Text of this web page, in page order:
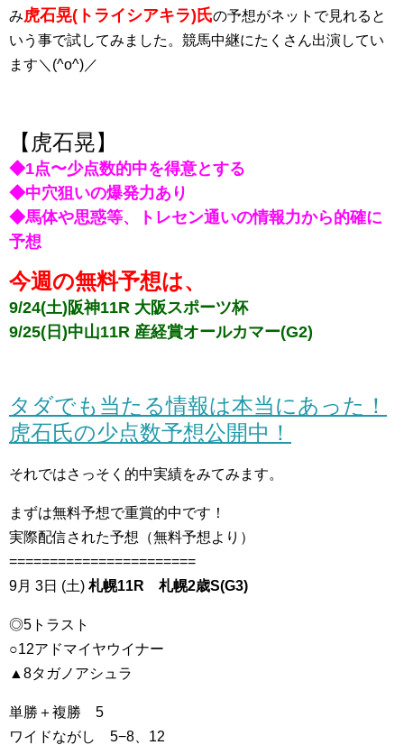
み虎石晃(トライシアキラ)氏の予想がネットで見れると
いう事で試してみました。競馬中継にたくさん出演してい
ます＼(^o^)／
【虎石晃】
◆1点〜少点数的中を得意とする
◆中穴狙いの爆発力あり
◆馬体や思惑等、トレセン通いの情報力から的確に
予想
今週の無料予想は、
9/24(土)阪神11R 大阪スポーツ杯
9/25(日)中山11R 産経賞オールカマー(G2)
タダでも当たる情報は本当にあった！
虎石氏の少点数予想公開中！
それではさっそく的中実績をみてみます。
まずは無料予想で重賞的中です！
実際配信された予想（無料予想より）
=======================
9月 3日 (土) 札幌11R 札幌2歳S(G3)
◎5トラスト
○12アドマイヤウイナー
▲8タガノアシュラ
単勝＋複勝 5
ワイドながし 5−8、12